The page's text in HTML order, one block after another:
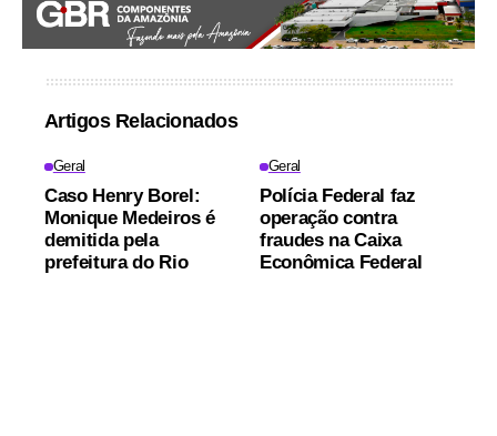
Artigos Relacionados
Geral
Caso Henry Borel:
Monique Medeiros é
demitida pela
prefeitura do Rio
Geral
Polícia Federal faz
operação contra
fraudes na Caixa
Econômica Federal